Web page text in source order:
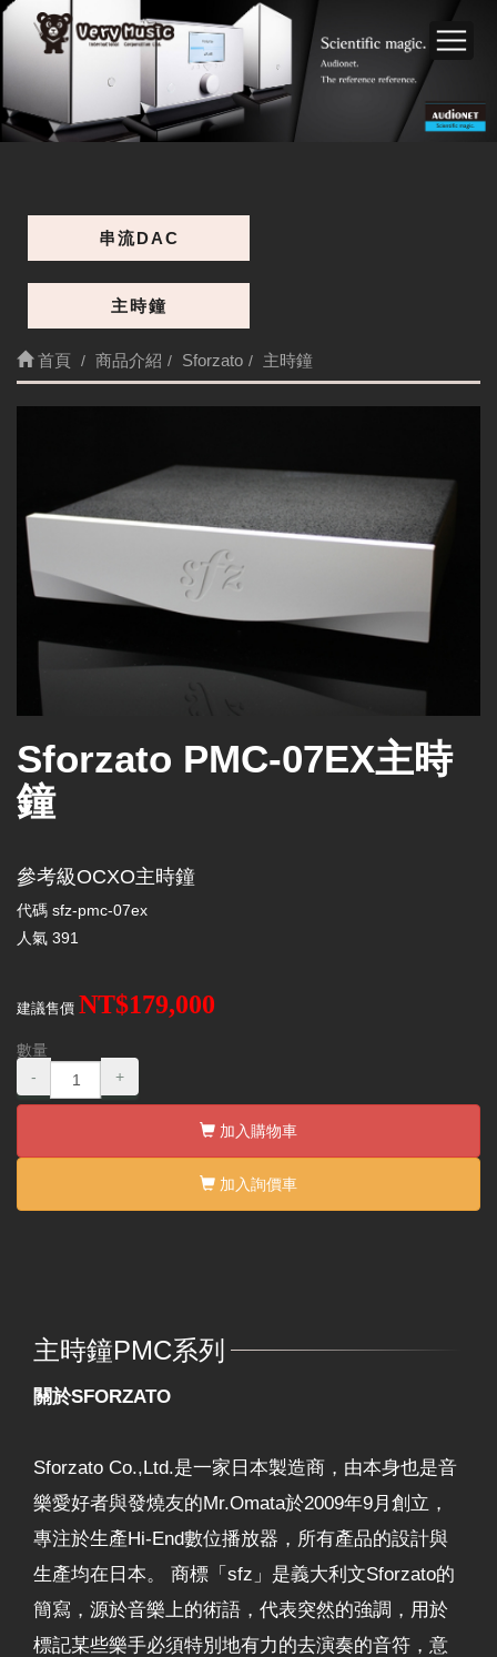
串流DAC
主時鐘
首頁 商品介紹 Sforzato 主時鐘
Sforzato PMC-07EX主時
鐘
參考級OCXO主時鐘
代碼 sfz-pmc-07ex
人氣 391
建議售價 NT$179,000
數量
-
+
加入購物車
加入詢價車
主時鐘PMC系列
關於SFORZATO
Sforzato Co.,Ltd.是一家日本製造商，由本身也是音
樂愛好者與發燒友的Mr.Omata於2009年9月創立，
專注於生產Hi-End數位播放器，所有產品的設計與
生產均在日本。 商標「sfz」是義大利文Sforzato的
簡寫，源於音樂上的術語，代表突然的強調，用於
標記某些樂手必須特別地有力的去演奏的音符，意